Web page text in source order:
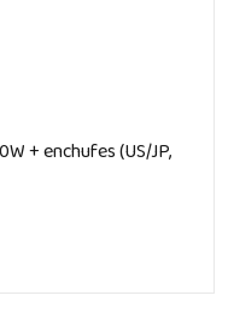
+ enchufes (US/JP,